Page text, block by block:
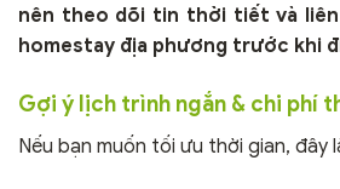
nên theo dõi tin thời tiết và
homestay địa phương trước khi
Gợi ý lịch trình ngắn & chi phí
Nếu bạn muốn tối ưu thời gian, đây